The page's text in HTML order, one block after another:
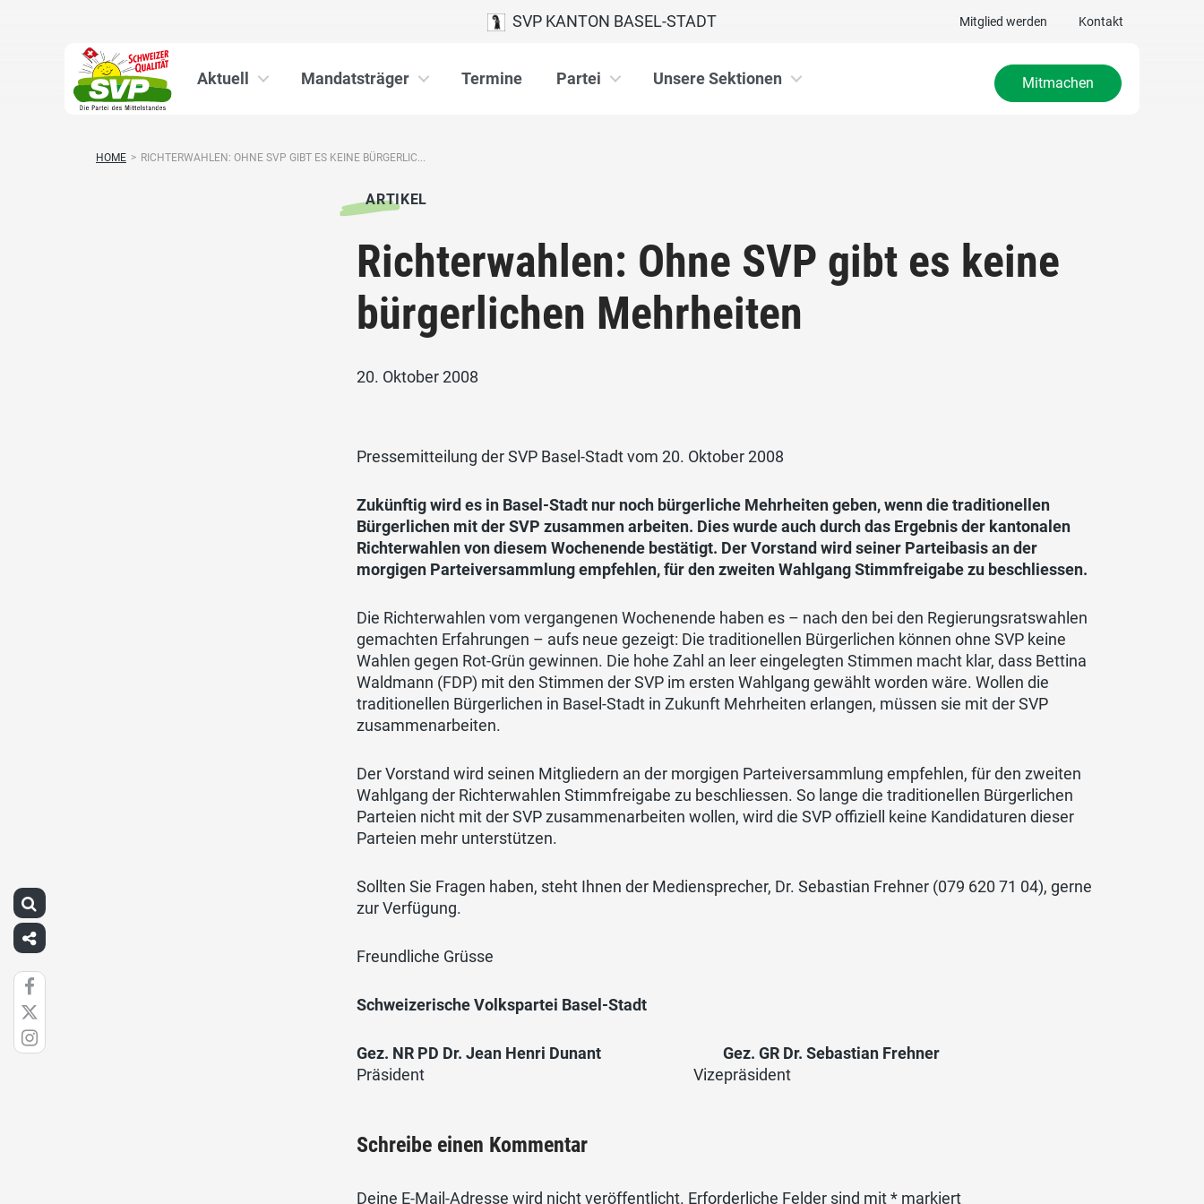
Mitglied werden Kontakt
SVP KANTON BASEL-STADT
Aktuell Mandatsträger Termine Partei Unsere Sektionen Mitmachen
HOME > RICHTERWAHLEN: OHNE SVP GIBT ES KEINE BÜRGERLIC...
ARTIKEL
Richterwahlen: Ohne SVP gibt es keine
bürgerlichen Mehrheiten
20. Oktober 2008
Pressemitteilung der SVP Basel-Stadt vom 20. Oktober 2008
Zukünftig wird es in Basel-Stadt nur noch bürgerliche Mehrheiten geben, wenn die traditionellen
Bürgerlichen mit der SVP zusammen arbeiten. Dies wurde auch durch das Ergebnis der kantonalen
Richterwahlen von diesem Wochenende bestätigt. Der Vorstand wird seiner Parteibasis an der
morgigen Parteiversammlung empfehlen, für den zweiten Wahlgang Stimmfreigabe zu beschliessen.
Die Richterwahlen vom vergangenen Wochenende haben es – nach den bei den Regierungsratswahlen
gemachten Erfahrungen – aufs neue gezeigt: Die traditionellen Bürgerlichen können ohne SVP keine
Wahlen gegen Rot-Grün gewinnen. Die hohe Zahl an leer eingelegten Stimmen macht klar, dass Bettina
Waldmann (FDP) mit den Stimmen der SVP im ersten Wahlgang gewählt worden wäre. Wollen die
traditionellen Bürgerlichen in Basel-Stadt in Zukunft Mehrheiten erlangen, müssen sie mit der SVP
zusammenarbeiten.
Der Vorstand wird seinen Mitgliedern an der morgigen Parteiversammlung empfehlen, für den zweiten
Wahlgang der Richterwahlen Stimmfreigabe zu beschliessen. So lange die traditionellen Bürgerlichen
Parteien nicht mit der SVP zusammenarbeiten wollen, wird die SVP offiziell keine Kandidaturen dieser
Parteien mehr unterstützen.
Sollten Sie Fragen haben, steht Ihnen der Mediensprecher, Dr. Sebastian Frehner (079 620 71 04), gerne
zur Verfügung.
Freundliche Grüsse
Schweizerische Volkspartei Basel-Stadt
Gez. NR PD Dr. Jean Henri Dunant
Gez. GR Dr. Sebastian Frehner
Präsident Vizepräsident
Schreibe einen Kommentar
Deine E-Mail-Adresse wird nicht veröffentlicht. Erforderliche Felder sind mit* markiert